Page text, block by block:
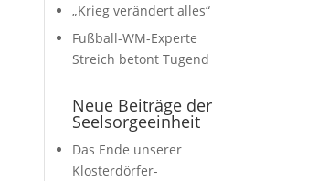
„Krieg verändert alles“
Fußball-WM-Experte
Streich betont Tugend
Neue Beiträge der
Seelsorgeeinheit
Das Ende unserer
Klosterdörfer-